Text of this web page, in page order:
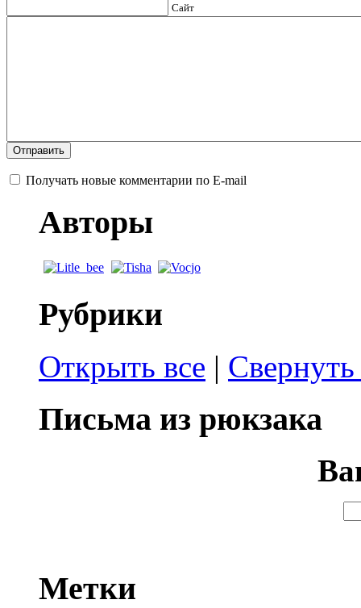
Сайт
Получать новые комментарии по E-mail
Авторы
Рубрики
Открыть все | Свернуть
Письма из рюкзака
Метки